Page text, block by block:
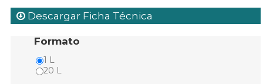
Descargar Ficha Técnica
Formato
1 L
20 L